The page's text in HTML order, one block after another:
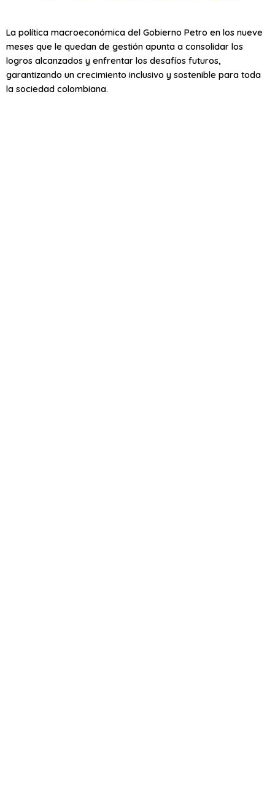
La política macroeconómica del Gobierno Petro en los nueve
meses que le quedan de gestión apunta a consolidar los
logros alcanzados y enfrentar los desafíos futuros,
garantizando un crecimiento inclusivo y sostenible para toda
la sociedad colombiana.